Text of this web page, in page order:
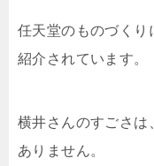
任天堂のものづくり
紹介されています。
横井さんのすごさは
ありません。